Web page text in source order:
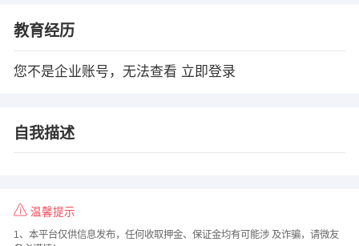
教育经历
您不是企业账号，无法查看 立即登录
自我描述
温馨提示
1、本平台仅供信息发布，任何收取押金、保证金均有可能涉 及诈骗，请微友